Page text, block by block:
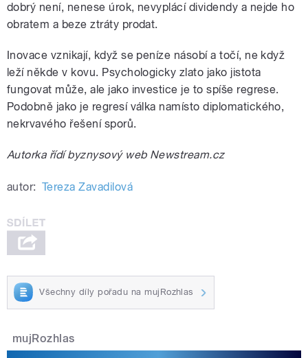
dobrý není, nenese úrok, nevyplácí dividendy a nejde ho
obratem a beze ztráty prodat.
Inovace vznikají, když se peníze násobí a točí, ne když
leží někde v kovu. Psychologicky zlato jako jistota
fungovat může, ale jako investice je to spíše regrese.
Podobně jako je regresí válka namísto diplomatického,
nekrvavého řešení sporů.
Autorka řídí byznysový web Newstream.cz
autor: Tereza Zavadilová
Všechny díly pořadu na mujRozhlas
mujRozhlas